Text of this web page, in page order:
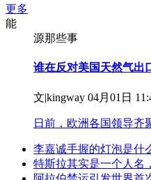
更多
能
源那些事
谁在反对美国天然气出
文|kingway 04月01日
日前，欧洲各国领导齐
李嘉诚手握的灯泡是什
特斯拉其实是一个人名